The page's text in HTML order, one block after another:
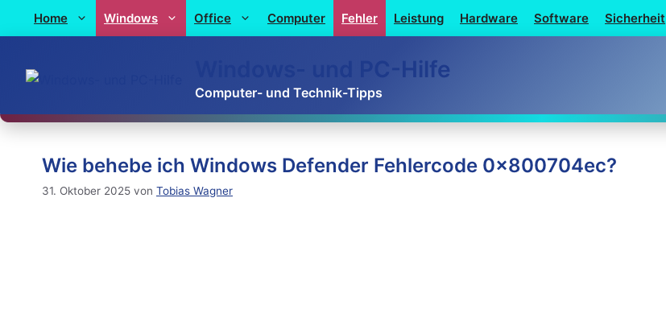
Home Windows Office Computer Fehler Leistung Hardware Software Sicherheit
Windows- und PC-Hilfe
Computer- und Technik-Tipps
Wie behebe ich Windows Defender Fehlercode 0x800704ec?
31. Oktober 2025 von Tobias Wagner